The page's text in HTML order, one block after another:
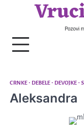
Pozovi
CRNKE DEBELE DEVOJKE
Aleksandra